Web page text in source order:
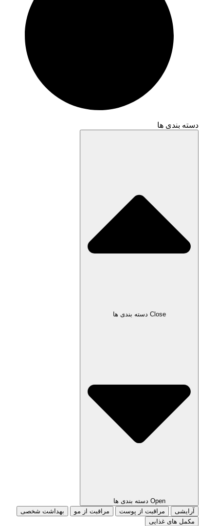
دسته بندی ها
Close دسته بندی ها
Open دسته بندی ها
آرایشی
مراقبت از پوست مراقبت از مو
بهداشت شخصی
مکمل های غذایی